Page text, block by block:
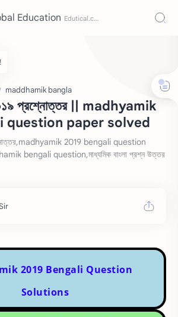
Education
maddhamik bangla
২০১৯ প্রশ্নোত্তর || madhyamik
question paper solved
2019 bengali question
bengali question,মাধ্যমিক বাংলা প্রশ্ন উত্তর
2019 Bengali Question
Solutions